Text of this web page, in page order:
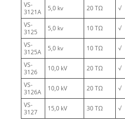
VS-
3121A
5,0 kv 20 TΩ
√
VS-
3125
5,0 kv 10 TΩ √
VS-
3125A
5,0 kv 10 TΩ √
VS-
3126
10,0 kV 20 TΩ √
VS-
3126A
10,0 kV 20 TΩ √
VS-
3127
15,0 kV 30 TΩ √